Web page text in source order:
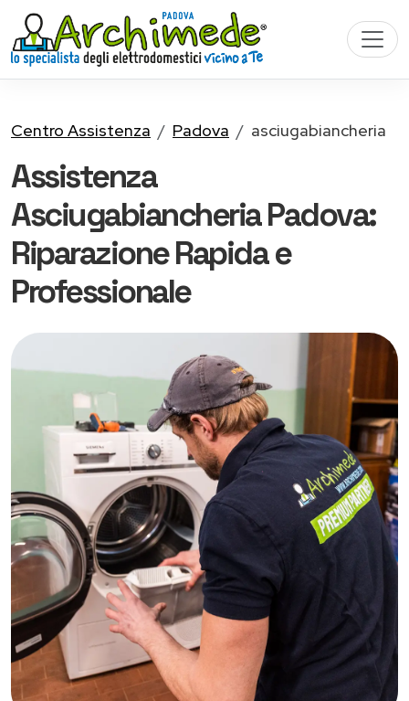
Centro Assistenza Padova asciugabiancheria
Assistenza
Asciugabiancheria Padova:
Riparazione Rapida e
Professionale